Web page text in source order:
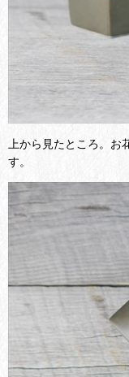
上から見たところ。
す。